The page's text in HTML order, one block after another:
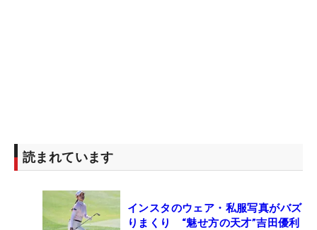
読まれています
インスタのウェア・私服写真がバズ
りまくり “魅せ方の天才”吉田優利